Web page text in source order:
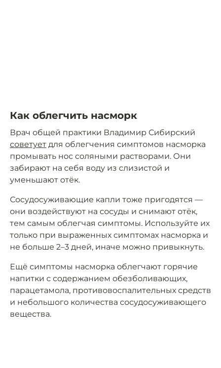
Как облегчить насморк
Врач общей практики Владимир Сибирский
советует для облегчения симптомов насморка
промывать нос соляными растворами. Они
забирают на себя воду из слизистой и
уменьшают отёк.
Сосудосуживающие капли тоже пригодятся —
они воздействуют на сосуды и снимают отёк,
тем самым облегчая симптомы. Используйте их
только при выраженных симптомах насморка и
не больше 2–3 дней, иначе можно привыкнуть.
Ещё симптомы насморка облегчают горячие
напитки с содержанием обезболивающих,
парацетамола, противовоспалительных средств
и небольшого количества сосудосуживающего
вещества.